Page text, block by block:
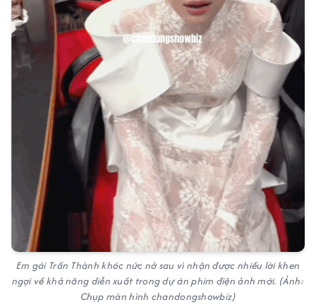
Em gái Trấn Thành khóc nức nở sau vì nhận được nhiều lời khen
ngợi về khả năng diễn xuất trong dự án phim điện ảnh mới. (Ảnh:
Chụp màn hình chandongshowbiz)